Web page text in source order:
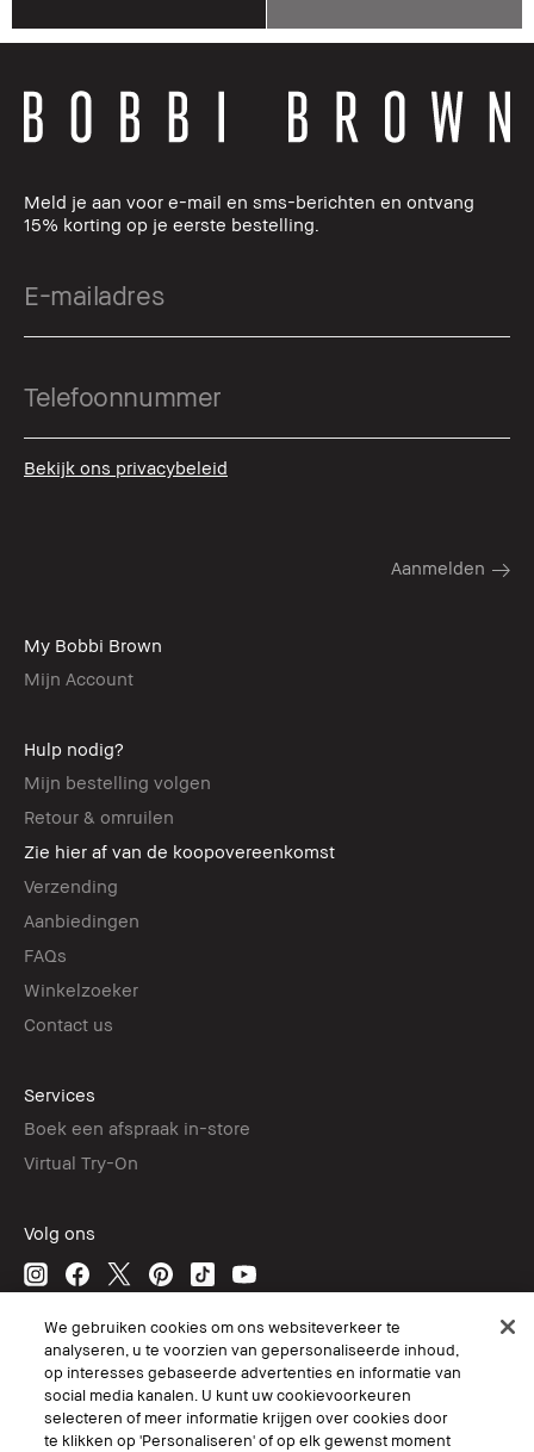
Meld je aan voor e-mail en sms-berichten en ontvang
15% korting op je eerste bestelling.
Bekijk ons privacybeleid
My Bobbi Brown
Mijn Account
Hulp nodig?
Mijn bestelling volgen
Retour & omruilen
Zie hier af van de koopovereenkomst
Verzending
Aanbiedingen
FAQs
Winkelzoeker
Contact us
Services
Boek een afspraak in-store
Virtual Try-On
Volg ons
© Bobbi Brown Professional Cosmetics, Inc. All worldwide rights reserved.
Algemene voorwaarden
Mijn persoonlijke informatie niet verkopen of delen/Gerichte
advertenties
Het gebruik van mijn gevoelige persoonlijke informatie beperken.
We gebruiken cookies om ons websiteverkeer te
analyseren, u te voorzien van gepersonaliseerde inhoud,
op interesses gebaseerde advertenties en informatie van
social media kanalen. U kunt uw cookievoorkeuren
selecteren of meer informatie krijgen over cookies door
te klikken op 'Personaliseren' of op elk gewenst moment